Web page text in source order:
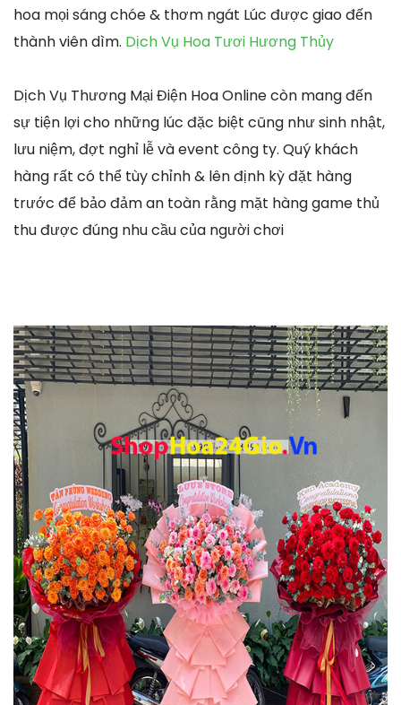
hoa mọi sáng chóe & thơm ngát Lúc được giao đến
thành viên dìm. Dịch Vụ Hoa Tươi Hương Thủy
Dịch Vụ Thương Mại Điện Hoa Online còn mang đến
sự tiện lợi cho những lúc đặc biệt cũng như sinh nhật,
lưu niệm, đợt nghỉ lễ và event công ty. Quý khách
hàng rất có thể tùy chỉnh & lên định kỳ đặt hàng
trước để bảo đảm an toàn rằng mặt hàng game thủ
thu được đúng nhu cầu của người chơi